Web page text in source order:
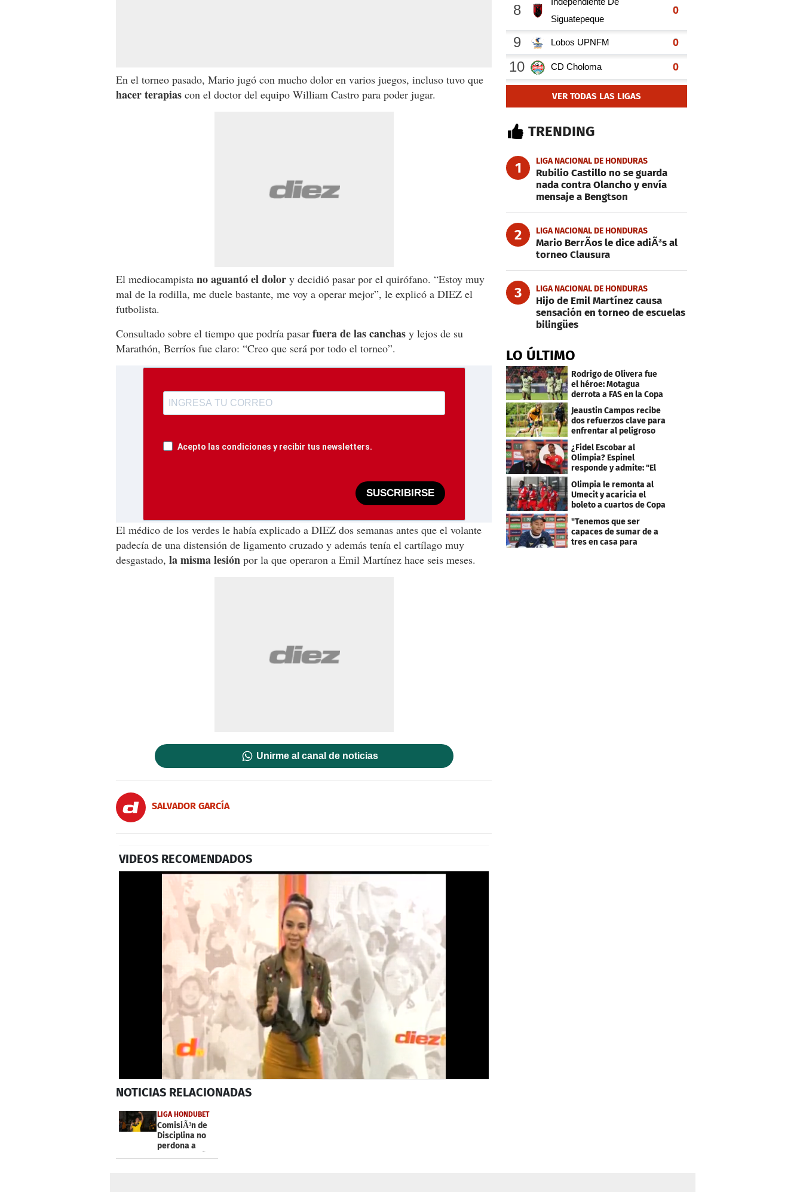
En el torneo pasado, Mario jugó con mucho dolor en varios juegos, incluso tuvo que
hacer terapias con el doctor del equipo William Castro para poder jugar.
El mediocampista no aguantó el dolor y decidió pasar por el quirófano. “Estoy muy
mal de la rodilla, me duele bastante, me voy a operar mejor”, le explicó a DIEZ el
futbolista.
Consultado sobre el tiempo que podría pasar fuera de las canchas y lejos de su
Marathón, Berríos fue claro: “Creo que será por todo el torneo”.
Acepto las condiciones y recibir tus newsletters.
SUSCRIBIRSE
El médico de los verdes le había explicado a DIEZ dos semanas antes que el volante
padecía de una distensión de ligamento cruzado y además tenía el cartílago muy
desgastado, la misma lesión por la que operaron a Emil Martínez hace seis meses.
Unirme al canal de noticias
SALVADOR GARCÍ­A
VIDEOS RECOMENDADOS
seconds
42
secondsVolume
0%
NOTICIAS RELACIONADAS
LIGA HONDUBET
ComisiÃ³n de
Disciplina no
perdona a
Alfredo MejÃ­a
VER TODAS LAS LIGAS
TRENDING
1 LIGA NACIONAL DE HONDURAS
Rubilio Castillo no se guarda
nada contra Olancho y envía
mensaje a Bengtson
2 LIGA NACIONAL DE HONDURAS
Mario BerrÃ­os le dice adiÃ³s al
torneo Clausura
3 LIGA NACIONAL DE HONDURAS
Hijo de Emil Martínez causa
sensación en torneo de escuelas
bilingües
LO ÚLTIMO
Rodrigo de Olivera fue
el héroe: Motagua
derrota a FAS en la Copa
Centroamericana
Jeaustin Campos recibe
dos refuerzos clave para
enfrentar al peligroso
Génesis FC
¿Fidel Escobar al
Olimpia? Espinel
responde y admite: "El
resultado fue corto"
Olimpia le remonta al
Umecit y acaricia el
boleto a cuartos de Copa
"Tenemos que ser
capaces de sumar de a
tres en casa para